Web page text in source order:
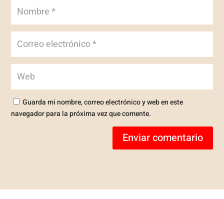
Guarda mi nombre, correo electrónico y web en este
navegador para la próxima vez que comente.
Enviar comentario